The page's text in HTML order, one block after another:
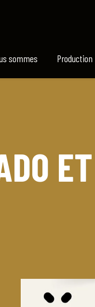
sommes Production